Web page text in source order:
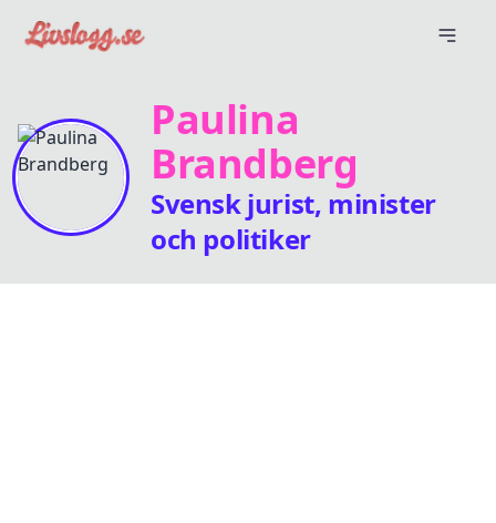
Paulina
Brandberg
Svensk jurist, minister
och politiker